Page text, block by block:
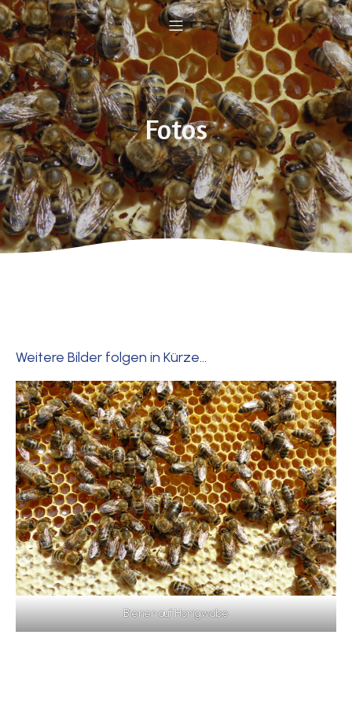
Fotos
Weitere Bilder folgen in Kürze…
Bienen auf Honigwabe